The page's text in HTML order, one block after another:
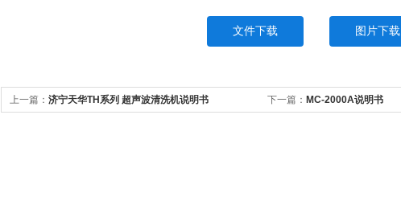
文件下载 图片下载
上一篇： 济宁天华TH系列 超声波清洗机说明书 下一篇： MC-2000A说明书